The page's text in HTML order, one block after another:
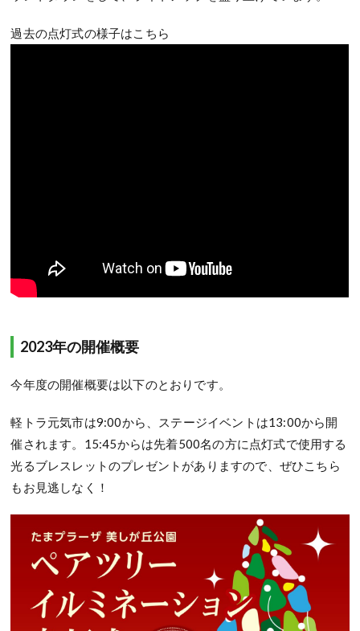
過去の点灯式の様子はこちら
2023年の開催概要
今年度の開催概要は以下のとおりです。
軽トラ元気市は9:00から、ステージイベントは13:00から開
催されます。15:45からは先着500名の方に点灯式で使用する
光るブレスレットのプレゼントがありますので、ぜひこちら
もお見逃しなく！